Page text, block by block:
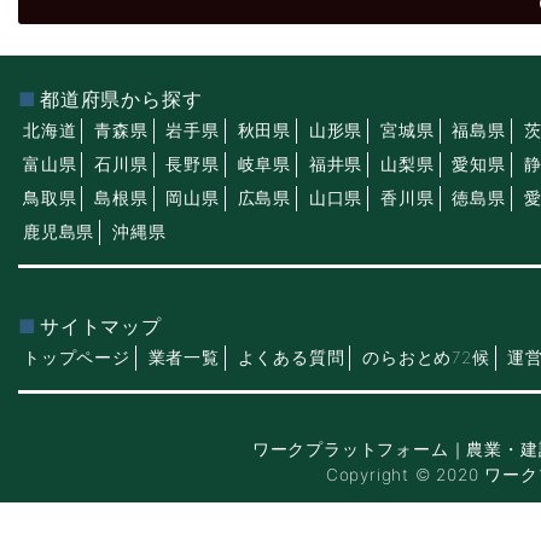
都道府県から探す
北海道 青森県 岩手県 秋田県 山形県 宮城県 福島県
富山県
石川県 長野県 岐阜県 福井県 山梨県 愛知県
鳥取県
島根県 岡山県 広島県 山口県 香川県 徳島県
鹿児島県
沖縄県
サイトマップ
トップページ 業者一覧 よくある質問 のらおとめ72候 運
ワークプラットフォーム｜農業・
Copyright © 2020 ワーク